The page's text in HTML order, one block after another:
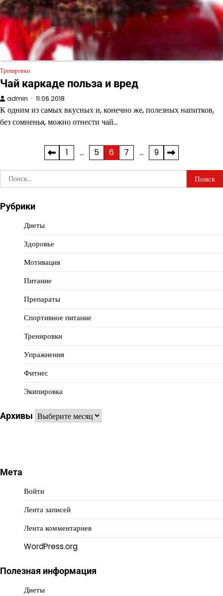
Тренировки
Чай каркаде польза и вред
admin 11.06.2018
К одним из самых вкусных и, конечно же, полезных напитков,
без сомненья, можно отнести чай…
Пагинация
записей
1 … 5 6 7 …
9
Найти:
Рубрики
Диеты
Здоровье
Мотивация
Питание
Препараты
Спортивное питание
Тренировки
Упражнения
Фитнес
Экипировка
Архивы Архивы
Мета
Войти
Лента записей
Лента комментариев
WordPress.org
Полезная информация
Диеты